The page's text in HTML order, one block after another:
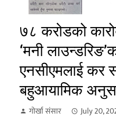
७८ करोडको
‘मनी
एनसीएमलाई कर
बहुआयामिक
गोर्खा संसार July 20,